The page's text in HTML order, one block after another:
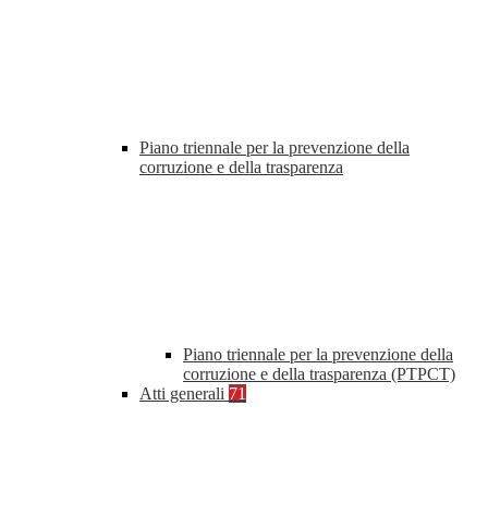
Piano triennale per la prevenzione della
corruzione e della trasparenza
Piano triennale per la prevenzione della
corruzione e della trasparenza (PTPCT)
Atti generali 71